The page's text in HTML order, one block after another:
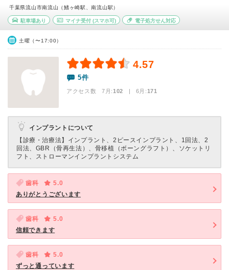
千葉県流山市南流山（鰭ヶ崎駅、南流山駅）
駐車場あり マイナ受付(スマホ可) 電子処方せん対応
土曜（〜17:00）
4.57
5件
アクセス数 7月:102 | 6月:171
インプラントについて
【診療・治療法】 インプラント、2ピースインプラント、1回法、2
回法、GBR（骨再生法）、骨移植（ボーングラフト）、ソケットリ
フト、ストローマンインプラントシステム
歯科
5.0
ありがとうございます
歯科
5.0
信頼できます
歯科
5.0
ずっと通っています